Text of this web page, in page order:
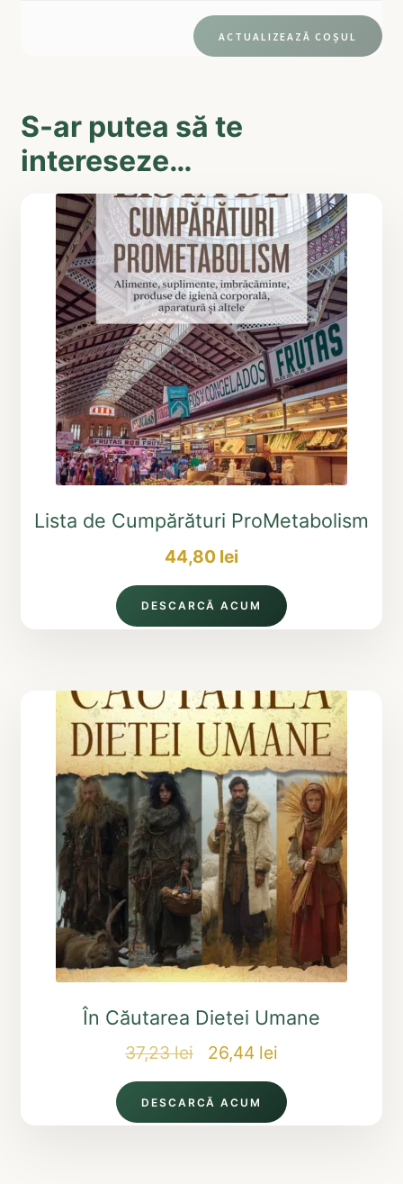
ACTUALIZEAZĂ COȘUL
S-ar putea să te
intereseze…
Lista de Cumpărături ProMetabolism
44,80 lei
DESCARCĂ ACUM
În Căutarea Dietei Umane
37,23lei
Prețul
inițial
a
26,44 leiPrețul
curent
este:
DESCARCĂ ACUM